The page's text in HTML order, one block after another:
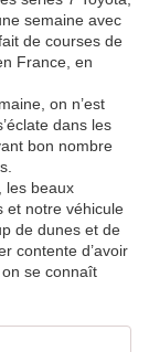
semaine avec
de courses de
France, en
on n’est
dans les
bon nombre
les beaux
et notre véhicule
de dunes et de
contente d’avoir
se connaît